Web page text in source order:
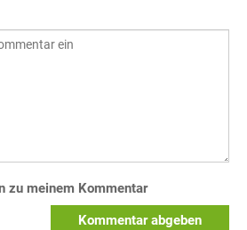
zu meinem Kommentar
Kommentar abgeben